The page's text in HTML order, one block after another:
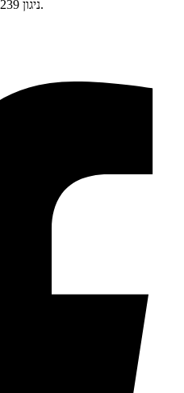
ניגון 239 של הרב גינזבורג – ה’ מתיר אסורים.